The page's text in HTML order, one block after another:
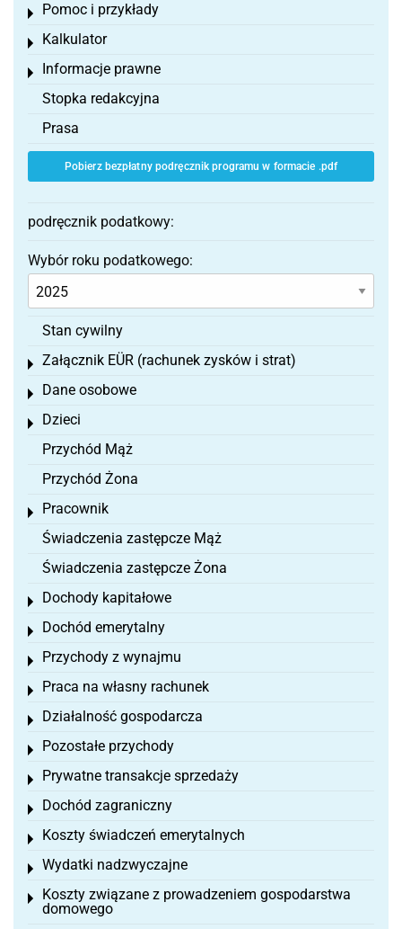
Pomoc i przykłady
Toggle menu
Kalkulator
Toggle menu
Informacje prawne
Toggle menu
Stopka redakcyjna
Prasa
Pobierz bezpłatny podręcznik programu w formacie .pdf
podręcznik podatkowy:
Wybór roku podatkowego:
Stan cywilny
Załącznik EÜR (rachunek zysków i strat)
Toggle menu
Dane osobowe
Toggle menu
Dzieci
Toggle menu
Przychód Mąż
Przychód Żona
Pracownik
Toggle menu
Świadczenia zastępcze Mąż
Świadczenia zastępcze Żona
Dochody kapitałowe
Toggle menu
Dochód emerytalny
Toggle menu
Przychody z wynajmu
Toggle menu
Praca na własny rachunek
Toggle menu
Działalność gospodarcza
Toggle menu
Pozostałe przychody
Toggle menu
Prywatne transakcje sprzedaży
Toggle menu
Dochód zagraniczny
Toggle menu
Koszty świadczeń emerytalnych
Toggle menu
Wydatki nadzwyczajne
Toggle menu
Koszty związane z prowadzeniem gospodarstwa
domowego
Toggle menu